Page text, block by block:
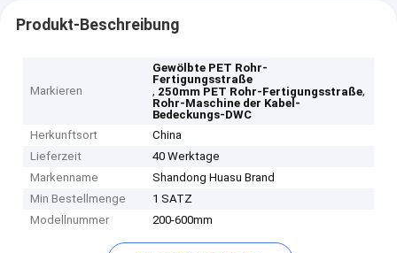
Produkt-Beschreibung
Markieren
Gewölbte PET Rohr-
Fertigungsstraße
, 250mm PET Rohr-Fertigungsstraße,
Rohr-Maschine der Kabel-
Bedeckungs-DWC
Herkunftsort
China
Lieferzeit
40 Werktage
Markenname
Shandong Huasu Brand
Min Bestellmenge
1 SATZ
Modellnummer
200-600mm